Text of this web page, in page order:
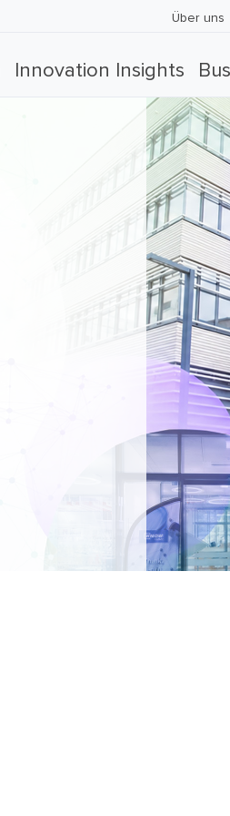
Über uns
Innovation Insights